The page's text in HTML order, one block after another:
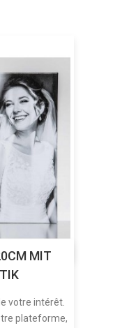
MIT
votre intérêt.
plateforme,